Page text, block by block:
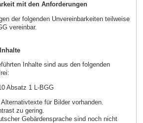
mit den Anforderungen
der folgenden Unvereinbarkeiten teilweise
vereinbar.
Inhalte sind aus den folgenden
Absatz 1 L-BGG
für Bilder vorhanden.
zu gering.
Gebärdensprache sind noch nicht